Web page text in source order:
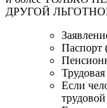
ДРУГОЙ
Паспорт
Если